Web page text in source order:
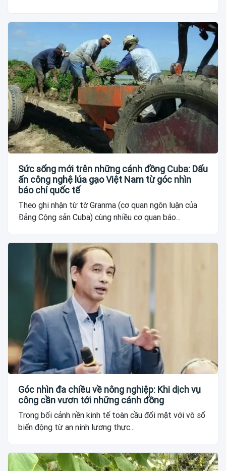
Sức sống mới trên những cánh đồng Cuba: Dấu
ấn công nghệ lúa gạo Việt Nam từ góc nhìn
báo chí quốc tế
Theo ghi nhận từ tờ Granma (cơ quan ngôn luận của
Đảng Cộng sản Cuba) cùng nhiều cơ quan báo...
Góc nhìn đa chiều về nông nghiệp: Khi dịch vụ
công cần vươn tới những cánh đồng
Trong bối cảnh nền kinh tế toàn cầu đối mặt với vô số
biến động từ an ninh lương thực...